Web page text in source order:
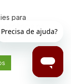
reservados
para
no
com a